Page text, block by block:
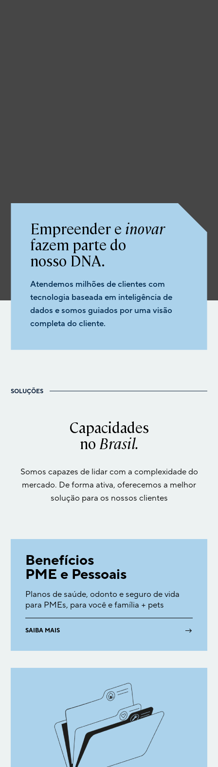
Empreender e inovar
fazem parte do
nosso DNA.
Atendemos milhões de clientes com
tecnologia baseada em inteligência de
dados e somos guiados por uma visão
completa do cliente.
SOLUÇÕES
Capacidades
no Brasil.
Somos capazes de lidar com a complexidade do
mercado. De forma ativa, oferecemos a melhor
solução para os nossos clientes
Benefícios
PME e Pessoais
Planos de saúde, odonto e seguro de vida
para PMEs, para você e família + pets
SAIBA MAIS →